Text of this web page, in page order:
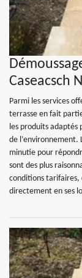
Caseacsch
Parmi les services
terrasse en fait
les produits adaptés
de l’environnement.
minutie pour
sont des plus
conditions tarifaires,
directement en ses